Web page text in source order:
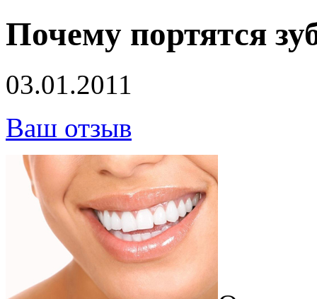
Почему портятся
03.01.2011
Ваш отзыв